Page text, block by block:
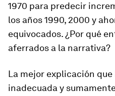
1970 para predecir
los años 1990, 2000 y
equivocados. ¿Por qué
aferrados a la narrativa?
La mejor explicación
inadecuada y